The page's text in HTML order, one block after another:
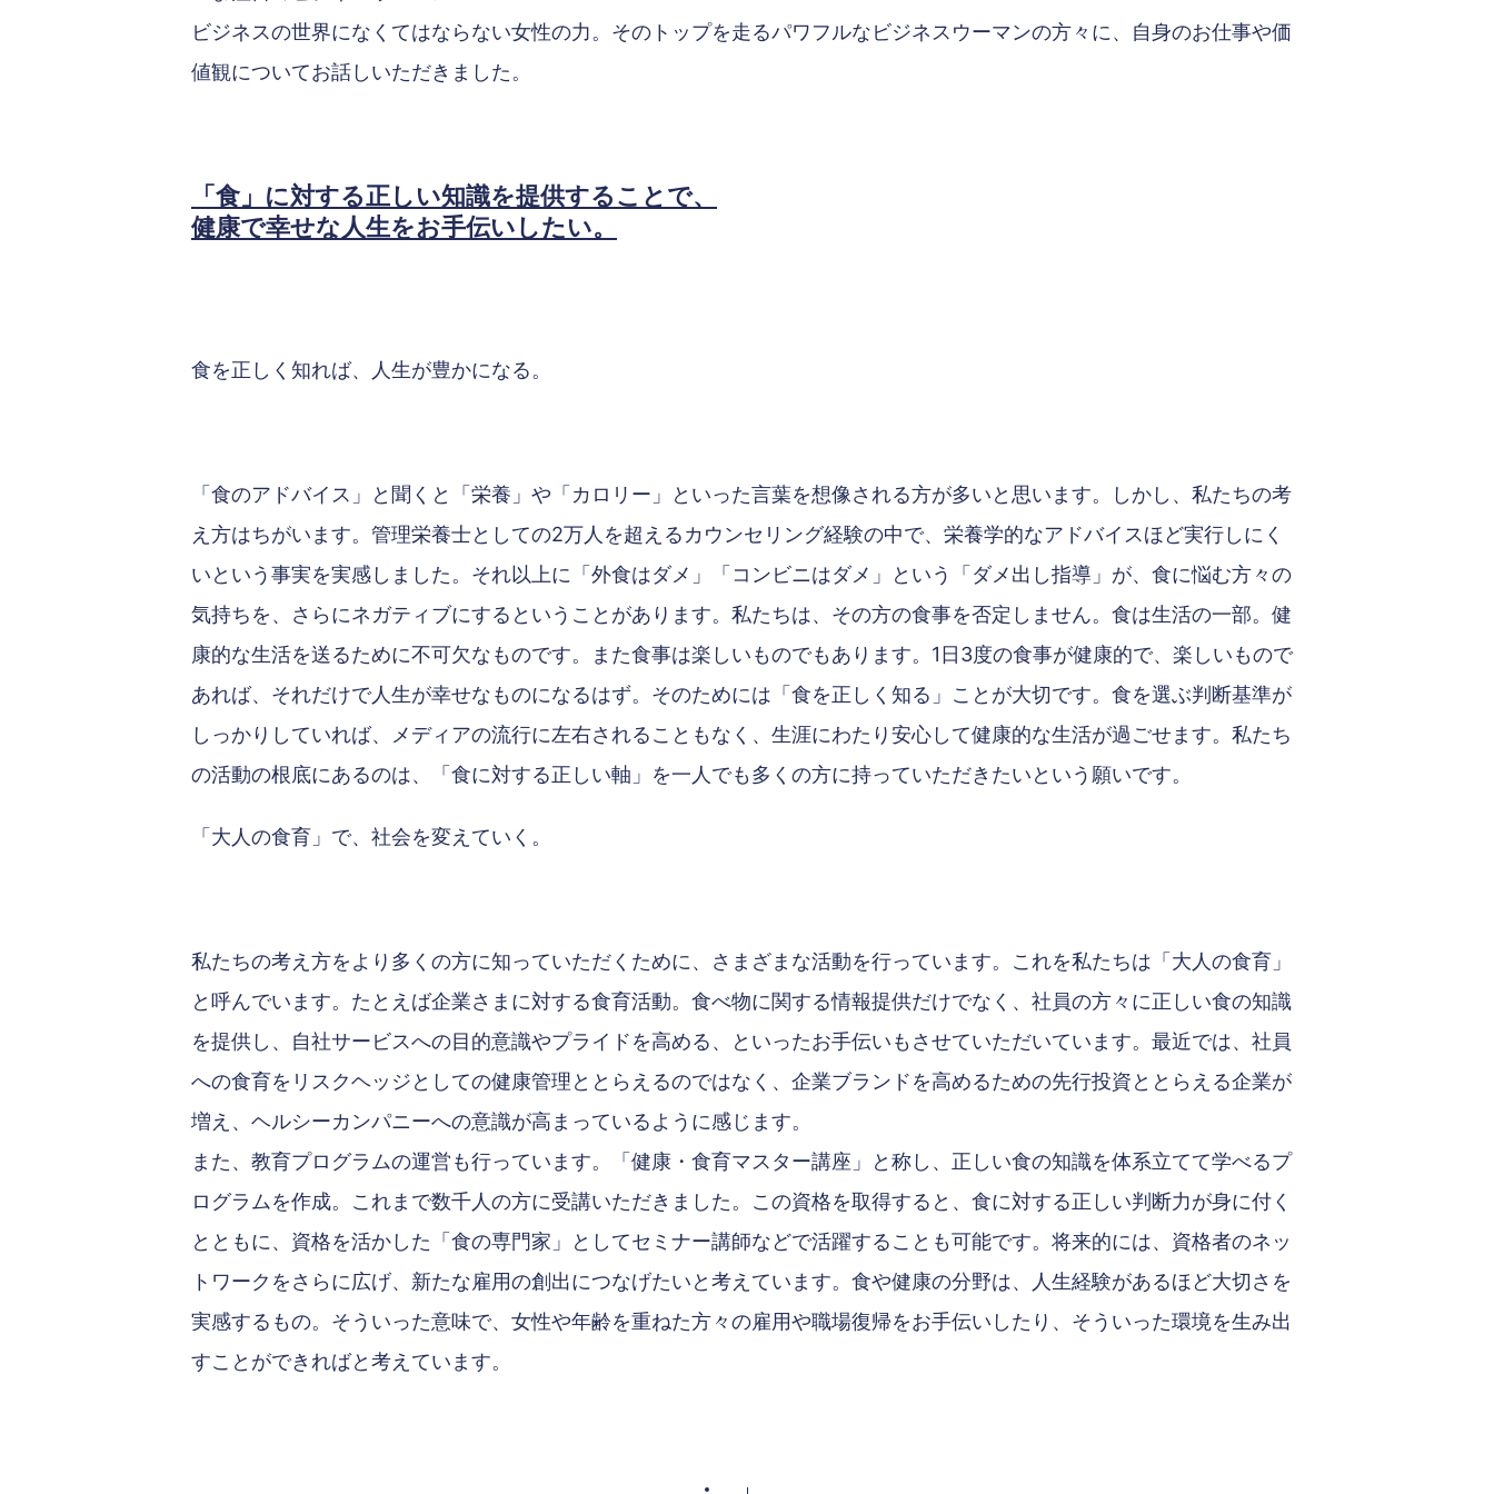
ビジネスの世界になくてはならない女性の力。そのトップを走るパワフルなビジネスウーマンの方々に、自身のお仕事や価
値観についてお話しいただきました。
「食」に対する正しい知識を提供することで、
健康で幸せな人生をお手伝いしたい。
食を正しく知れば、人生が豊かになる。
「食のアドバイス」と聞くと「栄養」や「カロリー」といった言葉を想像される方が多いと思います。しかし、私たちの考
え方はちがいます。管理栄養士としての2万人を超えるカウンセリング経験の中で、栄養学的なアドバイスほど実行しにく
いという事実を実感しました。それ以上に「外食はダメ」「コンビニはダメ」という「ダメ出し指導」が、食に悩む方々の
気持ちを、さらにネガティブにするということがあります。私たちは、その方の食事を否定しません。食は生活の一部。健
康的な生活を送るために不可欠なものです。また食事は楽しいものでもあります。1日3度の食事が健康的で、楽しいもので
あれば、それだけで人生が幸せなものになるはず。そのためには「食を正しく知る」ことが大切です。食を選ぶ判断基準が
しっかりしていれば、メディアの流行に左右されることもなく、生涯にわたり安心して健康的な生活が過ごせます。私たち
の活動の根底にあるのは、「食に対する正しい軸」を一人でも多くの方に持っていただきたいという願いです。
「大人の食育」で、社会を変えていく。
私たちの考え方をより多くの方に知っていただくために、さまざまな活動を行っています。これを私たちは「大人の食育」
と呼んでいます。たとえば企業さまに対する食育活動。食べ物に関する情報提供だけでなく、社員の方々に正しい食の知識
を提供し、自社サービスへの目的意識やプライドを高める、といったお手伝いもさせていただいています。最近では、社員
への食育をリスクヘッジとしての健康管理ととらえるのではなく、企業ブランドを高めるための先行投資ととらえる企業が
増え、ヘルシーカンパニーへの意識が高まっているように感じます。
また、教育プログラムの運営も行っています。「健康・食育マスター講座」と称し、正しい食の知識を体系立てて学べるプ
ログラムを作成。これまで数千人の方に受講いただきました。この資格を取得すると、食に対する正しい判断力が身に付く
とともに、資格を活かした「食の専門家」としてセミナー講師などで活躍することも可能です。将来的には、資格者のネッ
トワークをさらに広げ、新たな雇用の創出につなげたいと考えています。食や健康の分野は、人生経験があるほど大切さを
実感するもの。そういった意味で、女性や年齢を重ねた方々の雇用や職場復帰をお手伝いしたり、そういった環境を生み出
すことができればと考えています。